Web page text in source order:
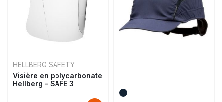
HELLBERG SAFETY
Visière en polycarbonate
Hellberg - SAFE 3